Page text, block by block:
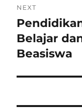
NEXT
Next
post:
Belajar
Beasiswa